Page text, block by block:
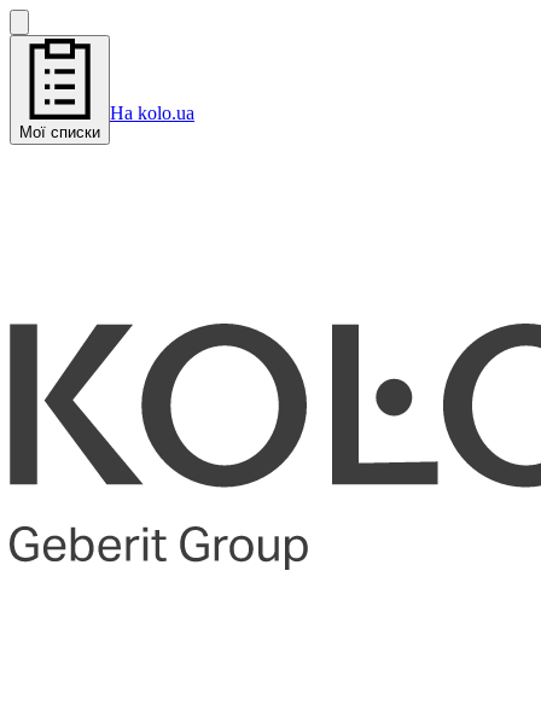
Мої списки
На kolo.ua